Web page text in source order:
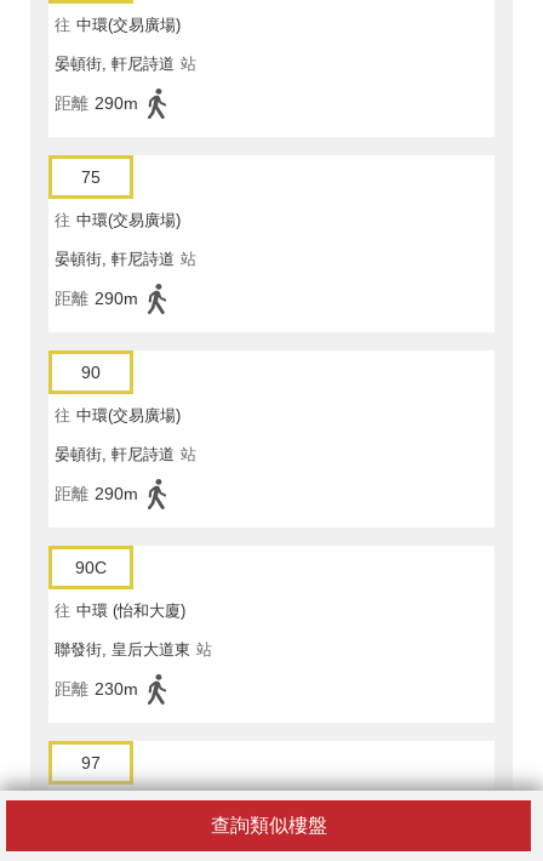
查詢類似樓盤
往 中環(交易廣場)
晏頓街, 軒尼詩道 站
距離 290m
75
往 中環(交易廣場)
晏頓街, 軒尼詩道 站
距離 290m
90
往 中環(交易廣場)
晏頓街, 軒尼詩道 站
距離 290m
90C
往 中環 (怡和大廈)
聯發街, 皇后大道東 站
距離 230m
97
往 中環(交易廣場)